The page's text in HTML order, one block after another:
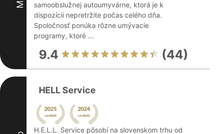
samoobslužnej autoumyvárne, ktorá je k
dispozícii nepretržite počas celého dňa.
Spoločnosť ponúka rôzne umývacie
programy, ktoré ...
9.4 (44)
HELL Service
H.E.L.L. Service pôsobí na slovenskom trhu od